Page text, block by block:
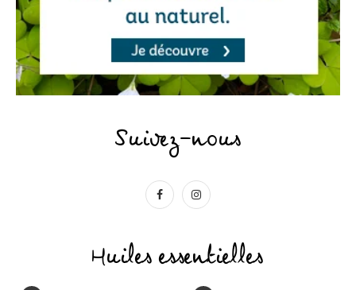
Suivez-nous
Huiles essentielles